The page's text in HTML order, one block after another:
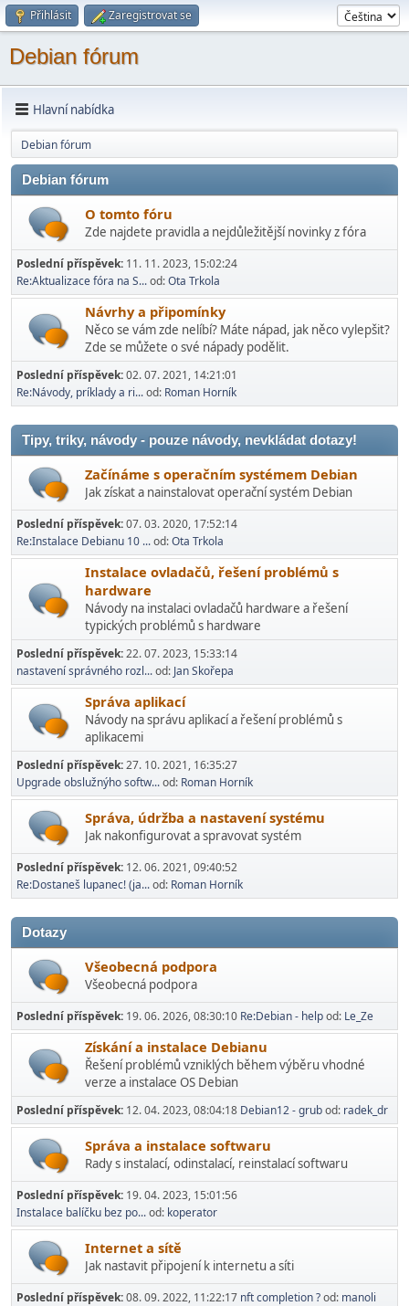
Přihlásit Zaregistrovat se
Debian fórum
Hlavní nabídka
Debian fórum
Debian fórum
O tomto fóru
Zde najdete pravidla a nejdůležitější novinky z fóra
Poslední příspěvek: 11. 11. 2023, 15:02:24
Re:Aktualizace fóra na S...od:Ota Trkola
Návrhy a připomínky
Něco se vám zde nelíbí? Máte nápad, jak něco vylepšit?
Zde se můžete o své nápady podělit.
Poslední příspěvek:02. 07. 2021, 14:21:01
Re:Návody, príklady a ri...od: Roman Horník
Tipy, triky, návody - pouze návody, nevkládat dotazy!
Začínáme s operačním systémem Debian
Jak získat a nainstalovat operační systém Debian
Poslední příspěvek:07. 03. 2020, 17:52:14
Re:Instalace Debianu 10 ...od:Ota Trkola
Instalace ovladačů, řešení problémů s
hardware
Návody na instalaci ovladačů hardware a řešení
typických problémů s hardware
Poslední příspěvek:22. 07. 2023, 15:33:14
nastavení správného rozl...od: Jan Skořepa
Správa aplikací
Návody na správu aplikací a řešení problémů s
aplikacemi
Poslední příspěvek:27. 10. 2021, 16:35:27
Upgrade obslužnýho softw...od: Roman Horník
Správa, údržba a nastavení systému
Jak nakonfigurovat a spravovat systém
Poslední příspěvek: 12. 06. 2021, 09:40:52
Re:Dostaneš lupanec! (ja...od: Roman Horník
Dotazy
Všeobecná podpora
Všeobecná podpora
Poslední příspěvek: 19. 06. 2026, 08:30:10 Re:Debian - helpod: Le_Ze
Získání a instalace Debianu
Řešení problémů vzniklých během výběru vhodné
verze a instalace OS Debian
Poslední příspěvek: 12. 04. 2023, 08:04:18 Debian12 - grubod: radek_dr
Správa a instalace softwaru
Rady s instalací­, odinstalací, reinstalací softwaru
Poslední příspěvek: 19. 04. 2023, 15:01:56
Instalace balíčku bez po...od: koperator
Internet a sítě
Jak nastavit připojení k internetu a síti
Poslední příspěvek:08. 09. 2022, 11:22:17 nft completion ?od: manoli